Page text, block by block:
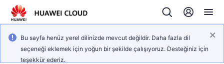
Bu sayfa henüz yerel dilinizde mevcut değildir. Daha fazla dil
seçeneği eklemek için yoğun bir şekilde çalışıyoruz. Desteğiniz için
teşekkür ederiz.